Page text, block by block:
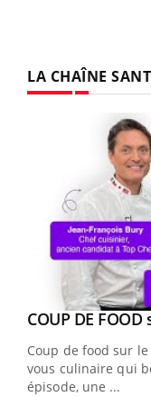
LA CHAÎNE
Youtube
COUP DE
Coup de food sur
vous culinaire qui
épisode, une ...